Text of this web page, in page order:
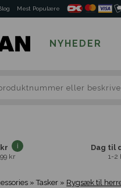
Mest Populære
NYHEDER
kr
Dag til
1-2
»Tasker » Rygsæk til